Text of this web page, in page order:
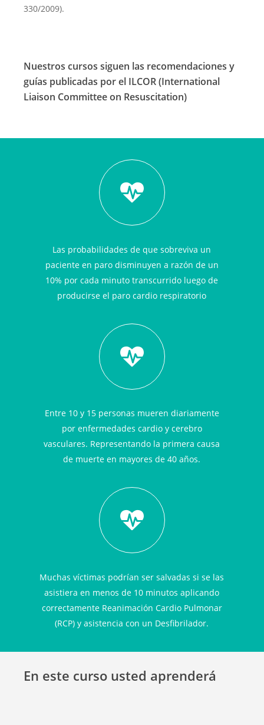
330/2009).
Nuestros cursos siguen las recomendaciones y
guías publicadas por el ILCOR (International
Liaison Committee on Resuscitation)
Las probabilidades de que sobreviva un
paciente en paro disminuyen a razón de un
10% por cada minuto transcurrido luego de
producirse el paro cardio respiratorio
Entre 10 y 15 personas mueren diariamente
por enfermedades cardio y cerebro
vasculares. Representando la primera causa
de muerte en mayores de 40 años.
Muchas víctimas podrían ser salvadas si se las
asistiera en menos de 10 minutos aplicando
correctamente Reanimación Cardio Pulmonar
(RCP) y asistencia con un Desfibrilador.
En este curso usted aprenderá